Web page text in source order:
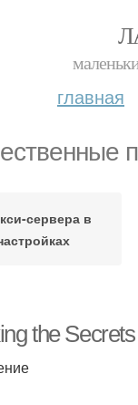
главная
сервера в
the